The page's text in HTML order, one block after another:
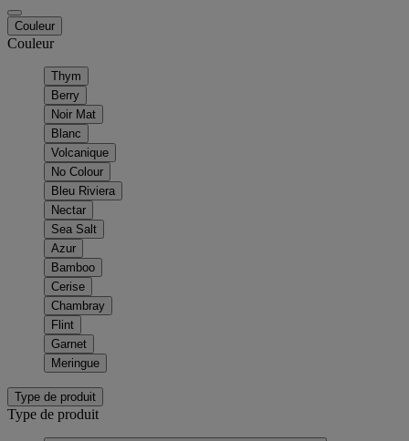
Couleur
Couleur
Thym
Berry
Noir Mat
Blanc
Volcanique
No Colour
Bleu Riviera
Nectar
Sea Salt
Azur
Bamboo
Cerise
Chambray
Flint
Garnet
Meringue
Type de produit
Type de produit